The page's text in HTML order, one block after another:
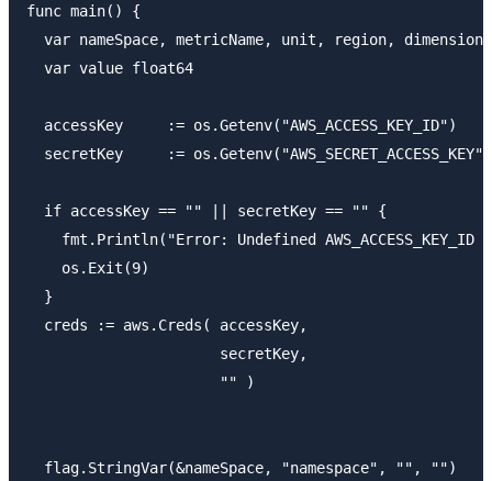
func main() {
var nameSpace, metricName, unit, region,
  var value float64
  accessKey     := os.Getenv("AWS_ACCESS_KEY_ID")
  secretKey     := os.Getenv("AWS_SECRET_ACCESS_KEY")
  if accessKey == "" || secretKey == "" {
fmt.Println("Error: Undefined AWS_ACCESS_KEY_ID
    os.Exit(9)
  }
  creds := aws.Creds( accessKey,
                      secretKey,
                      "" )
  flag.StringVar(&nameSpace, "namespace", "", "")